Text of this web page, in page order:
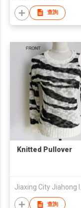
查詢
Knitted Pullover
查詢